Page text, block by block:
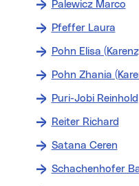
Palewicz Marco
Pfeffer Laura
Pohn Elisa
Pohn Zhania
Puri-Jobi Reinhold
Reiter Richard
Satana Ceren
Schachenhofer